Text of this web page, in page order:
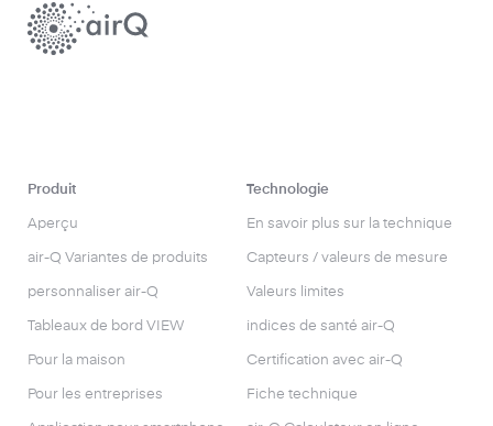
Produit
Aperçu
air-Q Variantes de produits
personnaliser air-Q
Tableaux de bord VIEW
Pour la maison
Pour les entreprises
Technologie
En savoir plus sur la technique
Capteurs / valeurs de mesure
Valeurs limites
indices de santé air-Q
Certification avec air-Q
Fiche technique